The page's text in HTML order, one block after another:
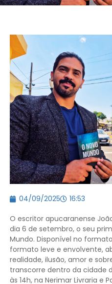
04/09/2025 16:53
O escritor apucaranense
dia 6 de setembro, o seu
Mundo. Disponível no
formato leve e envolvente,
realidade, ilusão, amor e
transcorre dentro da cidade
às 14h, na Nerimar Livraria e